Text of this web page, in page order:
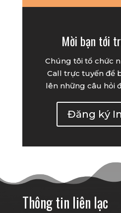
Mời bạn tới
Chúng tôi tổ chức
Call trực tuyến để
lên những câu hỏi
Đăng ký
Thông tin liên lạc